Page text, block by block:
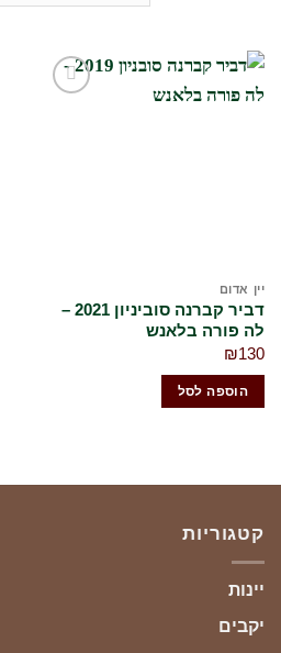
יין אדום
דביר קברנה סוביניון 2021 –
לה פורה בלאנש
₪130
הוספה לסל
קטגוריות
יינות
יקבים